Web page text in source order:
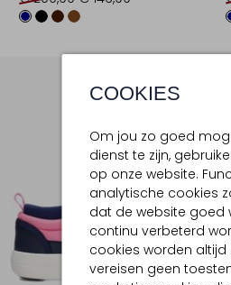
COOKIES
Om jou zo goed
dienst te zijn,
op onze website.
analytische cookies
dat de website goed
continu verbeterd
cookies worden
vereisen geen